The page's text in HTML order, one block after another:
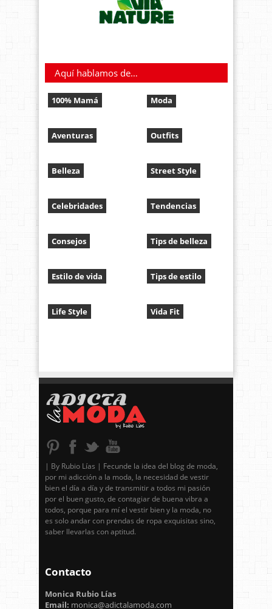
Aquí hablamos de…
100% Mamá
Aventuras
Belleza
Celebridades
Consejos
Estilo de vida
Life Style
Moda
Outfits
Street Style
Tendencias
Tips de belleza
Tips de estilo
Vida Fit
| By Rubio Lías | Fecunde la idea del blog de moda,
por mi adicción a la moda, la necesidad de vestir
bien el día a día y de transmitir a todos mi pasión
por el buen gusto, de contagiar de buena vibra a
todos, porque para mí el vestir bien y la moda, no
es solo andar con prendas de ropa exquisitas sino,
saber llevarlas con aptitud.
Contacto
Monica Rubio Lías
Email: monica@adictalamoda.com